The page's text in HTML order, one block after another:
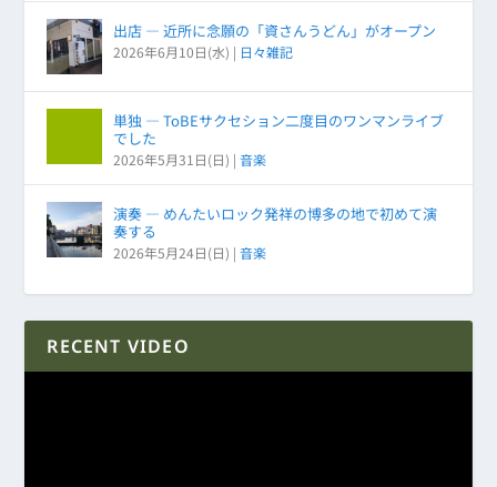
出店 ― 近所に念願の「資さんうどん」がオープン
2026年6月10日(水) | 日々雑記
単独 ― ToBEサクセション二度目のワンマンライブ
でした
2026年5月31日(日) |音楽
演奏 ― めんたいロック発祥の博多の地で初めて演
奏する
2026年5月24日(日) |音楽
RECENT VIDEO